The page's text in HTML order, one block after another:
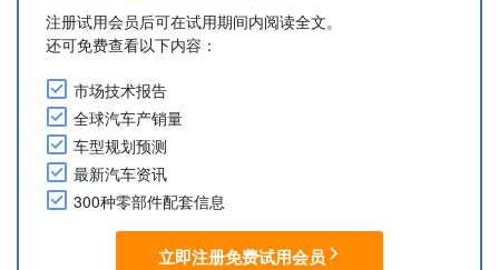
注册试用会员后可在试用期间内阅读全文。
还可免费查看以下内容：
市场技术报告
全球汽车产销量
车型规划预测
最新汽车资讯
300种零部件配套信息
立即注册免费试用会员